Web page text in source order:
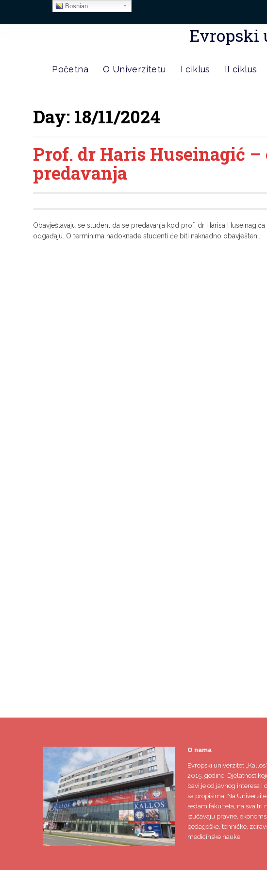
Evropski
Početna O Univerzitetu I ciklus II ciklus
Day: 18/11/2024
Prof. dr Haris Huseinagić
predavanja
Obavještavaju se student da se predavanja kod prof. dr Harisa
odgađaju. O terminima nadoknade studenti će biti naknadno obavješteni.
O nama
Evropski univerzitet
2015. godine. Djelatnost
bavi je od javnog interesa i
sa propisima. Na
sedam fakulteta, na sva tri
izučavaju pravne,
pedagoške, tehničke,
medicinske nauke.
Bosnian